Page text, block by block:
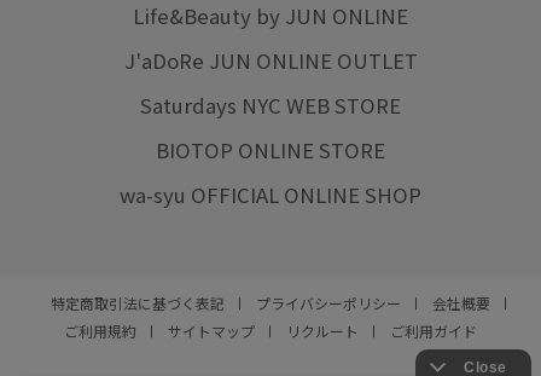
Life&Beauty by JUN ONLINE
J'aDoRe JUN ONLINE OUTLET
Saturdays NYC WEB STORE
BIOTOP ONLINE STORE
wa-syu OFFICIAL ONLINE SHOP
特定商取引法に基づく表記 プライバシーポリシー
会社概要
ご利用規約
サイトマップ リクルート ご利用ガイド